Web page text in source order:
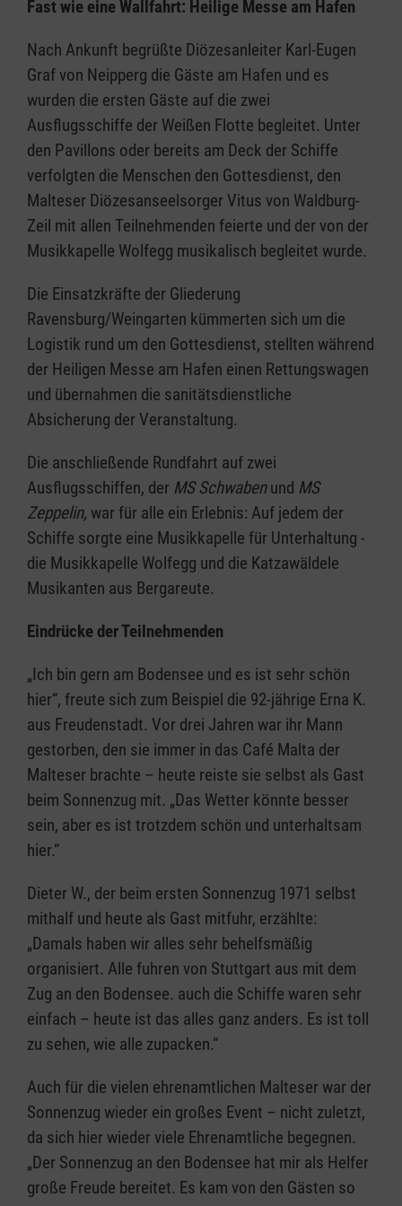
Fast wie eine Wallfahrt: Heilige Messe am Hafen
Nach Ankunft begrüßte Diözesanleiter Karl-Eugen
Graf von Neipperg die Gäste am Hafen und es
wurden die ersten Gäste auf die zwei
Ausflugsschiffe der Weißen Flotte begleitet. Unter
den Pavillons oder bereits am Deck der Schiffe
verfolgten die Menschen den Gottesdienst, den
Malteser Diözesanseelsorger Vitus von Waldburg-
Zeil mit allen Teilnehmenden feierte und der von der
Musikkapelle Wolfegg musikalisch begleitet wurde.
Die Einsatzkräfte der Gliederung
Ravensburg/Weingarten kümmerten sich um die
Logistik rund um den Gottesdienst, stellten während
der Heiligen Messe am Hafen einen Rettungswagen
und übernahmen die sanitätsdienstliche
Absicherung der Veranstaltung.
Die anschließende Rundfahrt auf zwei
Ausflugsschiffen, der MS Schwabenund MS
Zeppelin, war für alle ein Erlebnis: Auf jedem der
Schiffe sorgte eine Musikkapelle für Unterhaltung -
die Musikkapelle Wolfegg und die Katzawäldele
Musikanten aus Bergareute.
Eindrücke der Teilnehmenden
„Ich bin gern am Bodensee und es ist sehr schön
hier“, freute sich zum Beispiel die 92-jährige Erna K.
aus Freudenstadt. Vor drei Jahren war ihr Mann
gestorben, den sie immer in das Café Malta der
Malteser brachte – heute reiste sie selbst als Gast
beim Sonnenzug mit. „Das Wetter könnte besser
sein, aber es ist trotzdem schön und unterhaltsam
hier.“
Dieter W., der beim ersten Sonnenzug 1971 selbst
mithalf und heute als Gast mitfuhr, erzählte:
„Damals haben wir alles sehr behelfsmäßig
organisiert. Alle fuhren von Stuttgart aus mit dem
Zug an den Bodensee. auch die Schiffe waren sehr
einfach – heute ist das alles ganz anders. Es ist toll
zu sehen, wie alle zupacken.“
Auch für die vielen ehrenamtlichen Malteser war der
Sonnenzug wieder ein großes Event – nicht zuletzt,
da sich hier wieder viele Ehrenamtliche begegnen.
„Der Sonnenzug an den Bodensee hat mir als Helfer
große Freude bereitet. Es kam von den Gästen so